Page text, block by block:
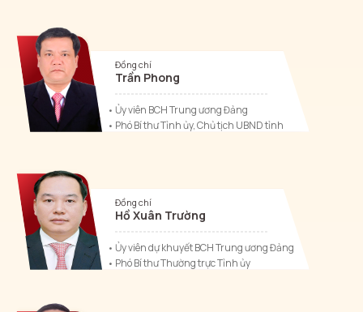
Đồng chí
Trần Phong
Ủy viên BCH Trung ương Đảng
Phó Bí thư Tỉnh ủy, Chủ tịch UBND tỉnh
Đồng chí
Hồ Xuân Trường
Ủy viên dự khuyết BCH Trung ương Đảng
Phó Bí thư Thường trực Tỉnh ủy